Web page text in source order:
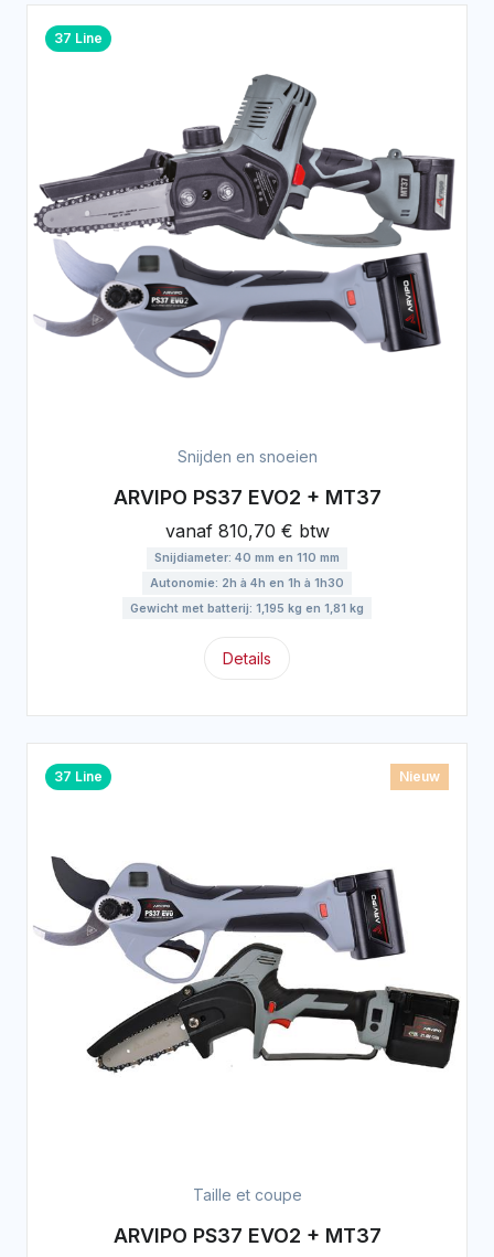
37 Line
Snijden en snoeien
ARVIPO PS37 EVO2 + MT37
vanaf 810,70 € btw
Snijdiameter: 40 mm en 110 mm
Autonomie: 2h à 4h en 1h à 1h30
Gewicht met batterij: 1,195 kg en 1,81 kg
Details
37 Line Nieuw
Taille et coupe
ARVIPO PS37 EVO2 + MT37